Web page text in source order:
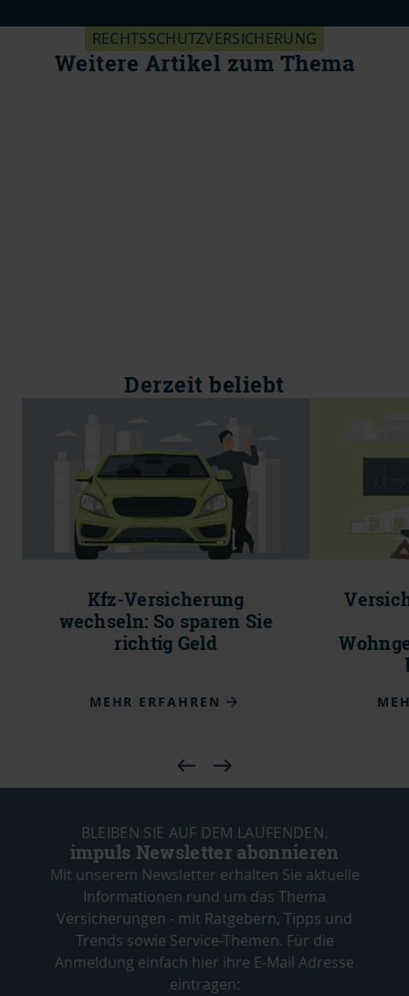
RECHTSSCHUTZVERSICHERUNG
Weitere Artikel zum Thema
Derzeit beliebt
Kfz-Versicherung
wechseln: So sparen Sie
richtig Geld
MEHR ERFAHREN
BLEIBEN SIE AUF DEM LAUFENDEN.
impuls Newsletter abonnieren
Mit unserem Newsletter erhalten Sie aktuelle
Informationen rund um das Thema
Versicherungen - mit Ratgebern, Tipps und
Trends sowie Service-Themen. Für die
Anmeldung einfach hier ihre E-Mail Adresse
eintragen: